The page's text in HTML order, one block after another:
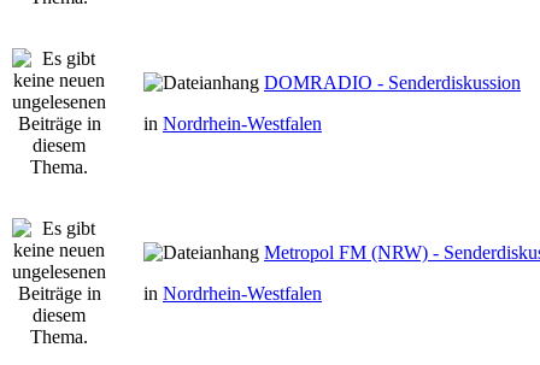
DOMRADIO - Senderdiskussion
in Nordrhein-Westfalen
Metropol FM (NRW) -
in Nordrhein-Westfalen